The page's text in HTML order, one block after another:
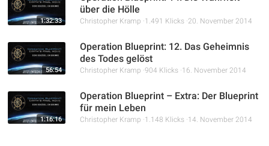
1:32:33
über die Hölle
Christopher Kramp 1.491 Klicks 20. November 2014
56:54
Operation Blueprint: 12. Das Geheimnis
des Todes gelöst
Christopher Kramp 904 Klicks 16. November 2014
1:16:16
Operation Blueprint – Extra: Der Blueprint
für mein Leben
Christopher Kramp 1.148 Klicks 14. November 2014